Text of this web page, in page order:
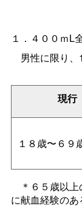
１．４００ｍL
男性に限り、
現行
１８歳〜６９
＊６５歳以上
に献血経験のあ